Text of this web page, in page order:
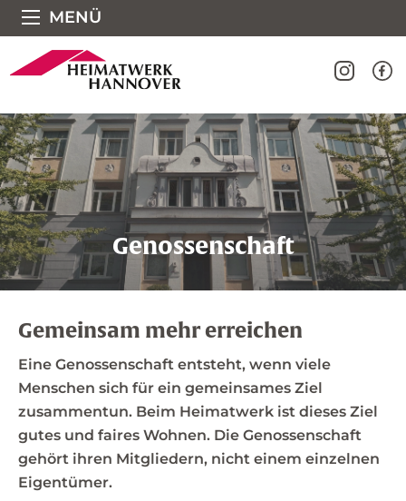
Direkt zum Seiteninhalt springen
MENÜ
Genossenschaft
Gemeinsam mehr erreichen
Eine Genossenschaft entsteht, wenn viele
Menschen sich für ein gemeinsames Ziel
zusammentun. Beim Heimatwerk ist dieses Ziel
gutes und faires Wohnen. Die Genossenschaft
gehört ihren Mitgliedern, nicht einem einzelnen
Eigentümer.